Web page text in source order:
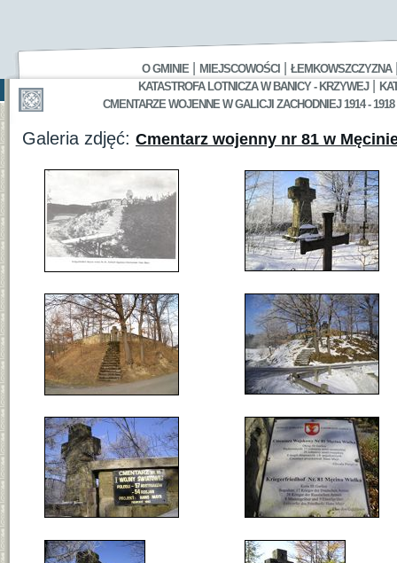
O GMINIE MIEJSCOWOŚCI ŁEMKOWSZCZYZNA
KATASTROFA LOTNICZA W BANICY - KRZYWEJ|
CMENTARZE WOJENNE W GALICJI ZACHODNIEJ 1914 - 1918
Galeria zdjęć: Cmentarz wojenny nr 81 w